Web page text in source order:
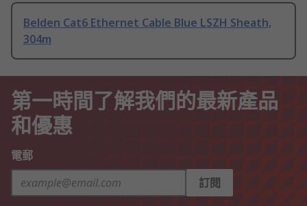
Belden Cat6 Ethernet Cable Blue LSZH Sheath,
304m
第一時間了解我們的最新產品
和優惠
電郵
訂閱